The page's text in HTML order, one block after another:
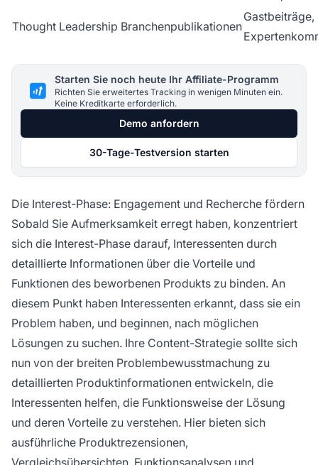
Thought Leadership Branchenpublikationen
Gastbeiträge,
Starten Sie noch heute Ihr Affiliate-Programm
Richten Sie erweitertes Tracking in wenigen Minuten ein.
Keine Kreditkarte erforderlich.
Demo anfordern
30-Tage-Testversion starten
Die Interest-Phase: Engagement und Recherche fördern
Sobald Sie Aufmerksamkeit erregt haben, konzentriert
sich die Interest-Phase darauf, Interessenten durch
detaillierte Informationen über die Vorteile und
Funktionen des beworbenen Produkts zu binden. An
diesem Punkt haben Interessenten erkannt, dass sie ein
Problem haben, und beginnen, nach möglichen
Lösungen zu suchen. Ihre Content-Strategie sollte sich
nun von der breiten Problembewusstmachung zu
detaillierten Produktinformationen entwickeln, die
Interessenten helfen, die Funktionsweise der Lösung
und deren Vorteile zu verstehen. Hier bieten sich
ausführliche Produktrezensionen,
Vergleichsübersichten, Funktionsanalysen und